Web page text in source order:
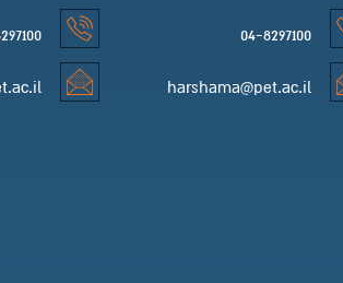
והרשמה טלפון
04-8297100
harshama@pet.ac.il
למזכירות בית